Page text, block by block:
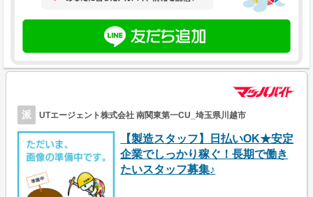
派 UTエージェント株式会社 南関東第一CU_埼玉県川越市
【製造スタッフ】日払いOK★安定
企業でしっかり稼ぐ！長期で働き
たいスタッフ募集♪